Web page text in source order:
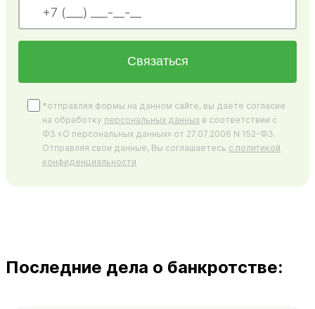
Связаться
*отправляя формы на данном сайте, вы даете согласие
на обработку персональных данных в соответствии с
ФЗ «О персональных данных» от 27.07.2006 N 152-ФЗ.
Отправляя свои данные, Вы соглашаетесь с политикой
конфиденциальности
Последние дела о банкротстве: